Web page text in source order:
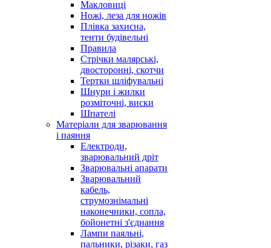
Макловиці
Ножі, леза для ножів
Плівка захисна,
тенти будівельні
Правила
Стрічки малярські,
двосторонні, скотчи
Тертки шліфувальні
Шнури і жилки
розміточні, виски
Шпателі
Матеріали для зварювання
і паяння
Електроди,
зварювальний дріт
Зварювальні апарати
Зварювальний
кабель,
струмознімальні
наконечники, сопла,
бойонетні з'єднання
Лампи паяльні,
пальники, різаки, газ